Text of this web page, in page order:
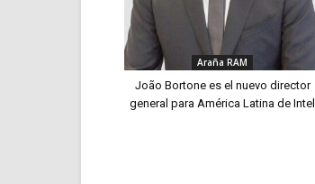
Araña RAM
João Bortone es el nuevo director
general para América Latina de Intel